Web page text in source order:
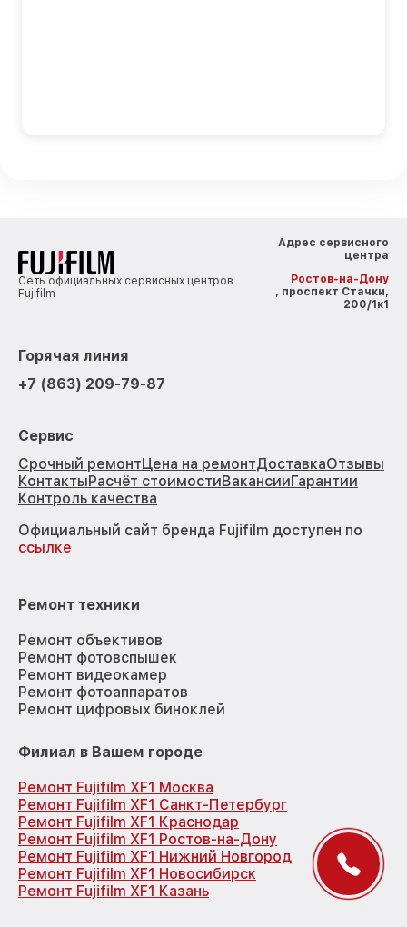
Сеть официальных сервисных центров
Fujifilm
Адрес сервисного
центра
Ростов-на-Дону
, проспект Стачки,
200/1к1
Горячая линия
+7 (863) 209-79-87
Сервис
Срочный ремонтЦена на ремонтДоставкаОтзывы
КонтактыРасчёт стоимостиВакансииГарантии
Контроль качества
Официальный сайт бренда Fujifilm доступен по
ссылке
Ремонт техники
Ремонт объективов
Ремонт фотовспышек
Ремонт видеокамер
Ремонт фотоаппаратов
Ремонт цифровых биноклей
Филиал в Вашем городе
Ремонт Fujifilm XF1 Москва
Ремонт Fujifilm XF1 Санкт-Петербург
Ремонт Fujifilm XF1 Краснодар
Ремонт Fujifilm XF1 Ростов-на-Дону
Ремонт Fujifilm XF1 Нижний Новгород
Ремонт Fujifilm XF1 Новосибирск
Ремонт Fujifilm XF1 Казань